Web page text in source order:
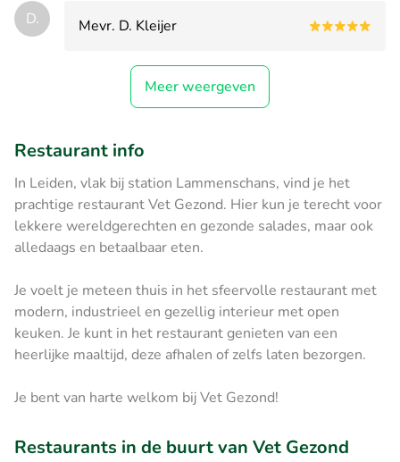
D. Mevr. D. Kleijer
Meer weergeven
Restaurant info
In Leiden, vlak bij station Lammenschans, vind je het
prachtige restaurant Vet Gezond. Hier kun je terecht voor
lekkere wereldgerechten en gezonde salades, maar ook
alledaags en betaalbaar eten.
Je voelt je meteen thuis in het sfeervolle restaurant met
modern, industrieel en gezellig interieur met open
keuken. Je kunt in het restaurant genieten van een
heerlijke maaltijd, deze afhalen of zelfs laten bezorgen.
Je bent van harte welkom bij Vet Gezond!
Restaurants in de buurt van Vet Gezond